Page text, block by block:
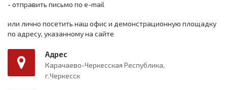
- отправить письмо по e-mail
или лично посетить наш офис и демонстрационную площадку
по адресу, указанному на сайте
Адрес
Карачаево-Черкесская Республика,
г.Черкесск